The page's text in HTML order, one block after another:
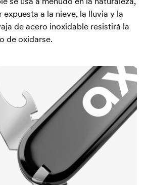
a la nieve, la lluvia y la
de acero inoxidable resistirá la
de oxidarse.